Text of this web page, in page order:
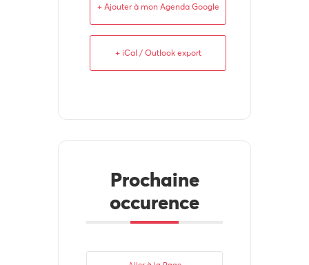
+ Ajouter à mon Agenda Google
+ iCal / Outlook export
Prochaine
occurence